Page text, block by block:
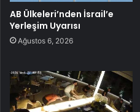
AB Ülkeleri’nden İsrail’e
Yerleşim Uyarısı
Ağustos 6, 2026